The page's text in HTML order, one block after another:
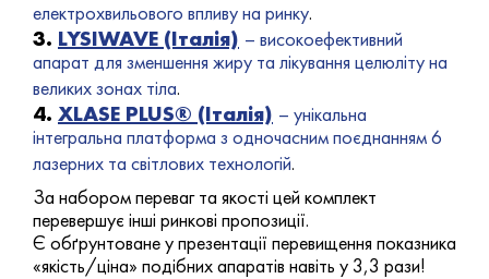
електрохвильового впливу на ринку.
3. LYSIWAVE (Італія) – високоефективний
апарат для зменшення жиру та лікування целюліту на
великих зонах тіла.
4. XLASE PLUS® (Італія) – унікальна
інтегральна платформа з одночасним поєднанням 6
лазерних та світлових технологій.
За набором переваг та якості цей комплект
перевершує інші ринкові пропозиції.
Є обґрунтоване у презентації перевищення показника
«якість/ціна» подібних апаратів навіть у 3,3 рази!